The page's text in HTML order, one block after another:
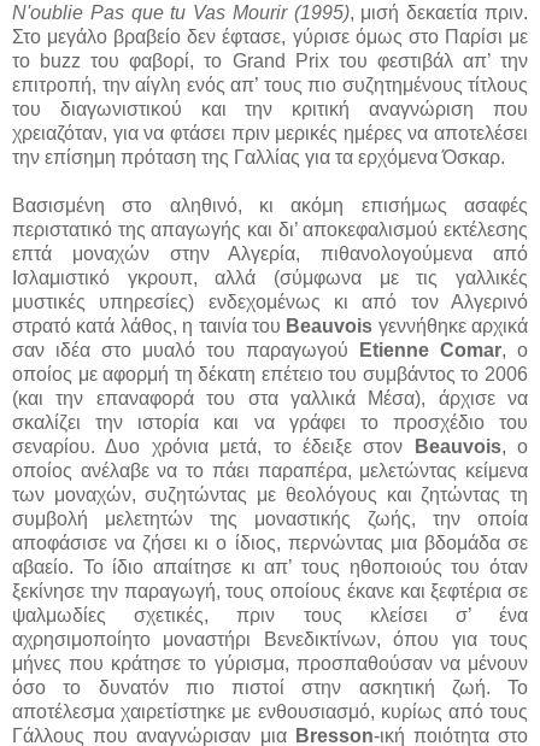
N'oublie Pas que tu Vas Mourir (1995), μισή δεκαετία πριν.
Στο μεγάλο βραβείο δεν έφτασε, γύρισε όμως στο Παρίσι με
το buzz του φαβορί, το Grand Prix του φεστιβάλ απ’ την
επιτροπή, την αίγλη ενός απ’ τους πιο συζητημένους τίτλους
του διαγωνιστικού και την κριτική αναγνώριση που
χρειαζόταν, για να φτάσει πριν μερικές ημέρες να αποτελέσει
την επίσημη πρόταση της Γαλλίας για τα ερχόμενα Όσκαρ.
Βασισμένη στο αληθινό, κι ακόμη επισήμως ασαφές
περιστατικό της απαγωγής και δι’ αποκεφαλισμού εκτέλεσης
επτά μοναχών στην Αλγερία, πιθανολογούμενα από
Ισλαμιστικό γκρουπ, αλλά (σύμφωνα με τις γαλλικές
μυστικές υπηρεσίες) ενδεχομένως κι από τον Αλγερινό
στρατό κατά λάθος, η ταινία του Beauvois γεννήθηκε αρχικά
σαν ιδέα στο μυαλό του παραγωγού
Etienne Comar, ο
οποίος με αφορμή τη δέκατη επέτειο του συμβάντος το 2006
(και την επαναφορά του στα γαλλικά Μέσα), άρχισε να
σκαλίζει την ιστορία και να γράφει το προσχέδιο του
σεναρίου. Δυο χρόνια μετά, το έδειξε στον
Beauvois, ο
οποίος ανέλαβε να το πάει παραπέρα, μελετώντας κείμενα
των μοναχών, συζητώντας με θεολόγους και ζητώντας τη
συμβολή μελετητών της μοναστικής ζωής, την οποία
αποφάσισε να ζήσει κι ο ίδιος, περνώντας μια βδομάδα σε
αβαείο. Το ίδιο απαίτησε κι απ’ τους ηθοποιούς του όταν
ξεκίνησε την παραγωγή, τους οποίους έκανε και ξεφτέρια σε
ψαλμωδίες σχετικές, πριν τους κλείσει σ’ ένα
αχρησιμοποίητο μοναστήρι Βενεδικτίνων, όπου για τους
μήνες που κράτησε το γύρισμα, προσπαθούσαν να μένουν
όσο το δυνατόν πιο πιστοί στην ασκητική ζωή. Το
αποτέλεσμα χαιρετίστηκε με ενθουσιασμό, κυρίως από τους
Γάλλους που αναγνώρισαν μια Bresson-ική ποιότητα στο